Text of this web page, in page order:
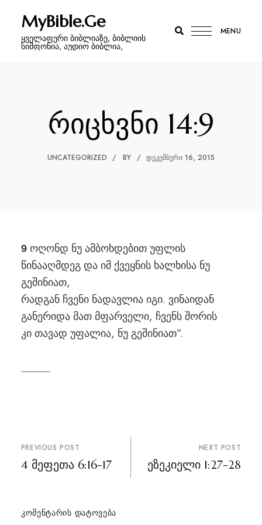
MyBible.Ge
ყველაფერი ბიბლიაზე, ბიბლიის
სიმფონია, აუდიო ბიბლია,
MENU
რიცხვნი 14:9
UNCATEGORIZED BY ᲓᲔᲙᲔᲛᲑᲔᲠᲘ 16, 2015
9 ოღონდ ნუ ამბოხდებით უფლის
წინააღმდეგ და იმ ქვეყნის ხალხისა ნუ
გეშინიათ,
რადგან ჩვენი ნადავლია იგი. ვინაიდან
განერიდა მათ მფარველი, ჩვენს შორის
კი თავად უფალია, ნუ გეშინიათ”.
პოსტის
ნავიგაცია
PREVIOUS POST
4 მეფეთა 6:16-17
NEXT POST
ეზეკიელი 1:27-28
ᲙᲝᲛᲔᲜᲢᲐᲠᲘᲡ ᲓᲐᲢᲝᲕᲔᲑᲐ